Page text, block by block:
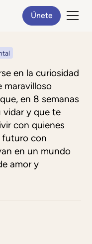
Únete
en la curiosidad
maravilloso
en 8 semanas
vidar y que te
con quienes
futuro con
en un mundo
amor y